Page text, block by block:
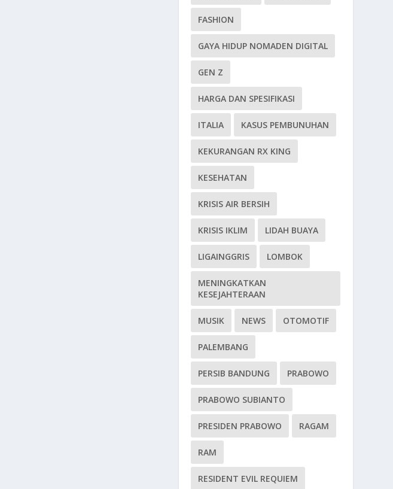
FASHION
GAYA HIDUP NOMADEN DIGITAL
GEN Z
HARGA DAN SPESIFIKASI
ITALIA KASUS PEMBUNUHAN
KEKURANGAN RX KING
KESEHATAN
KRISIS AIR BERSIH
KRISIS IKLIM LIDAH BUAYA
LIGAINGGRIS LOMBOK
MENINGKATKAN
KESEJAHTERAAN
MUSIK NEWS OTOMOTIF
PALEMBANG
PERSIB BANDUNG PRABOWO
PRABOWO SUBIANTO
PRESIDEN PRABOWO RAGAM
RAM
RESIDENT EVIL REQUIEM